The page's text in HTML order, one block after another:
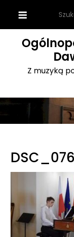
content
Z muzyką